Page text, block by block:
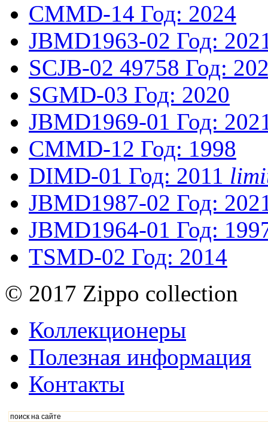
CMMD-14 Год: 2024
JBMD1963-02 Год:
SCJB-02 49758 Год:
SGMD-03 Год: 2020
JBMD1969-01 Год:
CMMD-12 Год: 1998
DIMD-01 Год: 2011
JBMD1987-02 Год:
JBMD1964-01 Год:
TSMD-02 Год: 2014
© 2017 Zippo collection
Коллекционеры
Полезная информация
Контакты